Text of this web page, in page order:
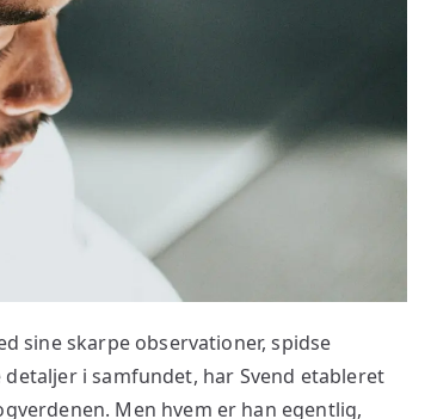
sine skarpe observationer, spidse
i samfundet, har Svend etableret
Men hvem er han egentlig,